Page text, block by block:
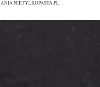
ANIA NIETYLKOPASTA.PL